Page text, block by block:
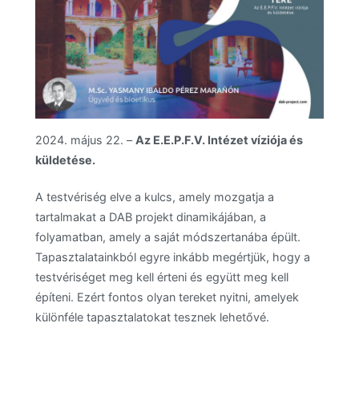
2024. május 22. –Az E.E.P.F.V. Intézet víziója és
küldetése.
A testvériség elve a kulcs, amely mozgatja a
tartalmakat a DAB projekt dinamikájában, a
folyamatban, amely a saját módszertanába épült.
Tapasztalatainkból egyre inkább megértjük, hogy a
testvériséget meg kell érteni és együtt meg kell
építeni. Ezért fontos olyan tereket nyitni, amelyek
különféle tapasztalatokat tesznek lehetővé.